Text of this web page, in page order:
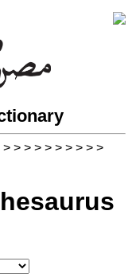
> > > > > > > > > >